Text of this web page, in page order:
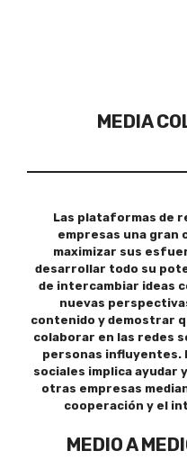
MEDIA
Las plataformas de
empresas una gran
maximizar sus
desarrollar todo su
de intercambiar ideas
nuevas
contenido y demostrar
colaborar en las redes
personas influyentes.
sociales implica ayudar
otras empresas
cooperación y el
MEDIO A